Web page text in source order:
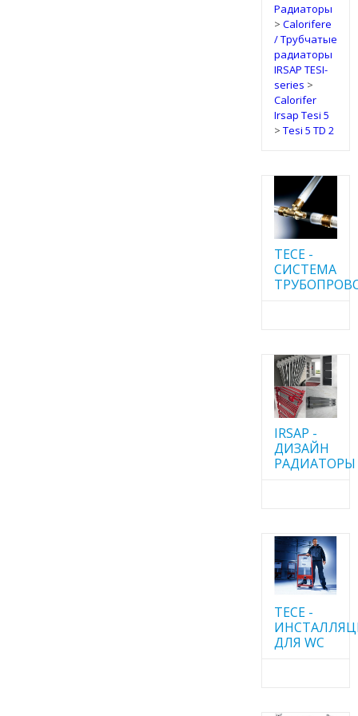
Радиаторы
> Calorifere
/ Трубчатые
радиаторы
IRSAP TESI-
series >
Calorifer
Irsap Tesi 5
> Tesi 5 TD 2
TECE -
CИСТЕМА
IRSAP -
ДИЗАЙН
РАДИАТОРЫ
TECE -
ДЛЯ WC